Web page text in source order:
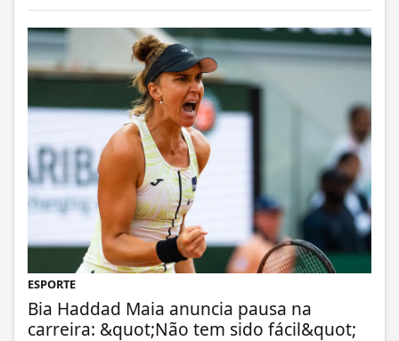
ESPORTE
Bia Haddad Maia anuncia pausa na
carreira: &quot;Não tem sido fácil&quot;